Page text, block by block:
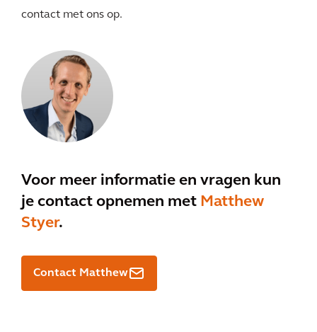
contact met ons op.
Voor meer informatie en vragen kun
je contact opnemen met Matthew
Styer.
Contact Matthew